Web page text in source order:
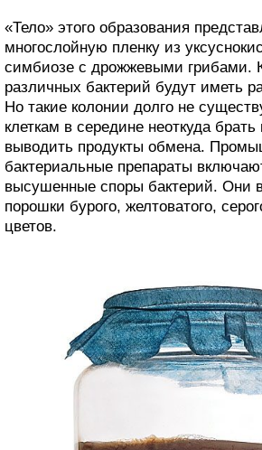
«Тело» этого образования
многослойную пленку из
симбиозе с дрожжевыми грибами.
различных бактерий будут иметь
Но такие колонии долго не
клеткам в середине неоткуда
выводить продукты обмена.
бактериальные препараты
высушенные споры бактерий. Они
порошки бурого, желтоватого,
цветов.